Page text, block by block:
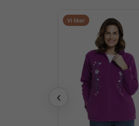
‹
Vi liker